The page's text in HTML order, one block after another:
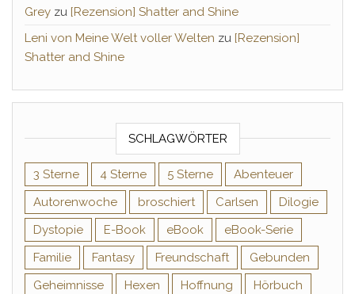
Grey zu [Rezension] Shatter and Shine
Leni von Meine Welt voller Welten zu [Rezension]
Shatter and Shine
SCHLAGWÖRTER
3 Sterne 4 Sterne 5 Sterne
Abenteuer
Autorenwoche
broschiert Carlsen
Dilogie
Dystopie
E-Book eBook
eBook-Serie
Familie
Fantasy Freundschaft
Gebunden
Geheimnisse
Hexen Hoffnung
Hörbuch